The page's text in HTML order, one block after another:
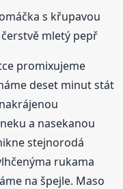
s křupavou
mletý pepř
promixujeme
deset minut stát
a nasekanou
stejnorodá
rukama
na špejle. Maso